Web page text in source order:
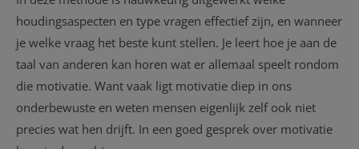
houdingsaspecten en type vragen effectief zijn, en wanneer
je welke vraag het beste kunt stellen. Je leert hoe je aan de
taal van anderen kan horen wat er allemaal speelt rondom
die motivatie. Want vaak ligt motivatie diep in ons
onderbewuste en weten mensen eigenlijk zelf ook niet
precies wat hen drijft. In een goed gesprek over motivatie